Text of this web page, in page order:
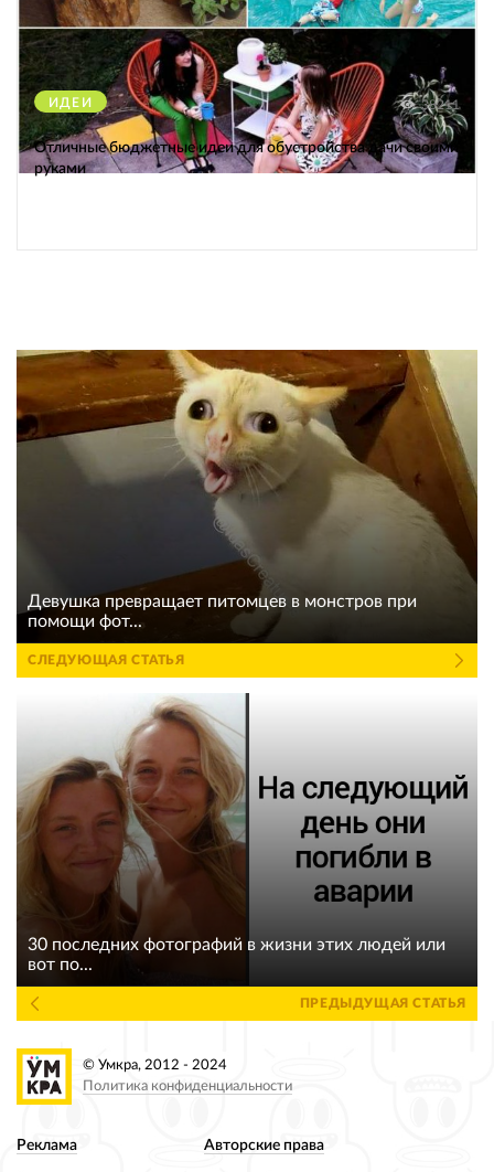
ИДЕИ 38211
Отличные бюджетные идеи для обустройства дачи своими
руками
Девушка превращает питомцев в монстров при
помощи фот...
СЛЕДУЮЩАЯ СТАТЬЯ
30 последних фотографий в жизни этих людей или
вот по...
ПРЕДЫДУЩАЯ СТАТЬЯ
Реклама Авторские права
© Умкра, 2012 - 2024
Политика конфиденциальности